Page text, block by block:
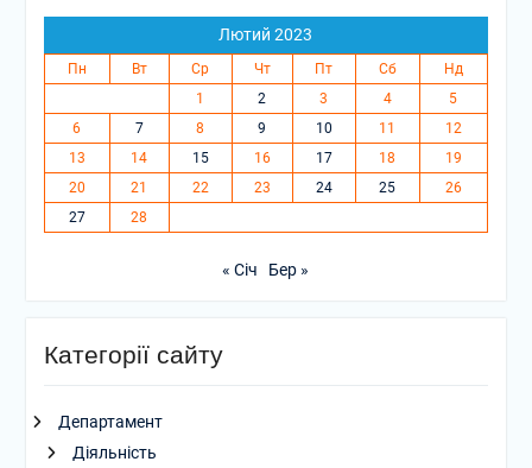
Лютий 2023
Пн Вт Ср Чт Пт Сб
Нд
1
2 3 4
5
6
7 8 9 10 11
12
13
14 15 16 17 18
19
20
21 22 23 24 25
26
27
28
« Січ Бер »
Категорії сайту
Департамент
Діяльність